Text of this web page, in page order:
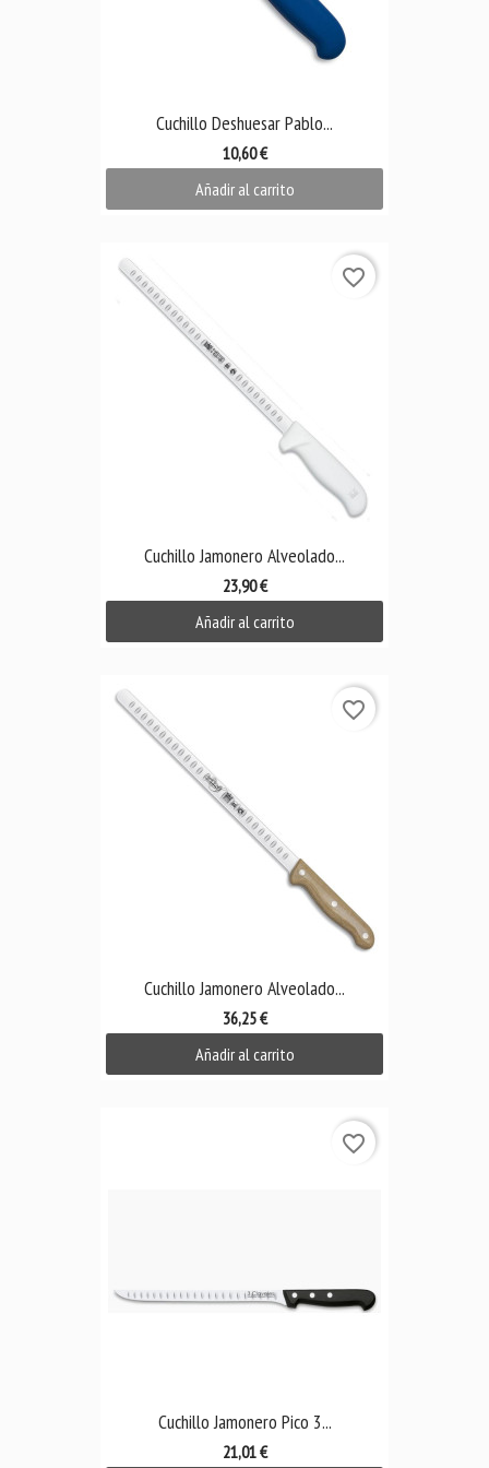
Cuchillo Deshuesar Pablo...
10,60 €
Añadir al carrito
Cuchillo Jamonero Alveolado...
23,90 €
Añadir al carrito
favorite_border
Cuchillo Jamonero Alveolado...
36,25 €
Añadir al carrito
favorite_border
Cuchillo Jamonero Pico 3...
21,01 €
favorite_border